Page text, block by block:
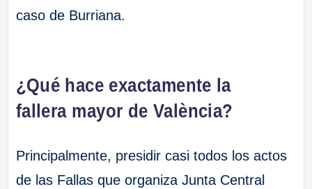
caso de Burriana.
¿Qué hace exactamente la
fallera mayor de València?
Principalmente, presidir casi todos los actos
de las Fallas que organiza Junta Central